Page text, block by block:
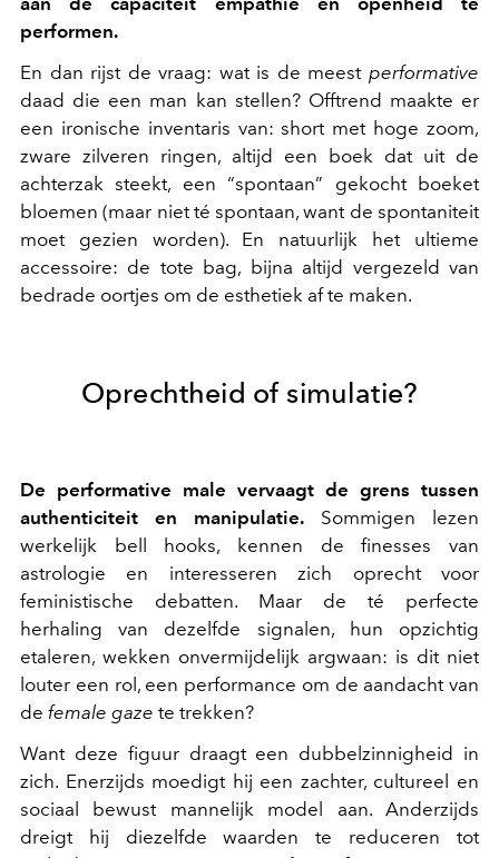
performen.
En dan rijst de vraag: wat is de meest performative
daad die een man kan stellen? Offtrend maakte er
een ironische inventaris van: short met hoge zoom,
zware zilveren ringen, altijd een boek dat uit de
achterzak steekt, een “spontaan” gekocht boeket
bloemen (maar niet té spontaan, want de spontaniteit
moet gezien worden). En natuurlijk het ultieme
accessoire: de tote bag, bijna altijd vergezeld van
bedrade oortjes om de esthetiek af te maken.
Oprechtheid of simulatie?
De performative male vervaagt de grens tussen
authenticiteit en manipulatie. Sommigen lezen
werkelijk bell hooks, kennen de finesses van
astrologie en interesseren zich oprecht voor
feministische debatten. Maar de té perfecte
herhaling van dezelfde signalen, hun opzichtig
etaleren, wekken onvermijdelijk argwaan: is dit niet
louter een rol, een performance om de aandacht van
de female gaze te trekken?
Want deze figuur draagt een dubbelzinnigheid in
zich. Enerzijds moedigt hij een zachter, cultureel en
sociaal bewust mannelijk model aan. Anderzijds
dreigt hij diezelfde waarden te reduceren tot